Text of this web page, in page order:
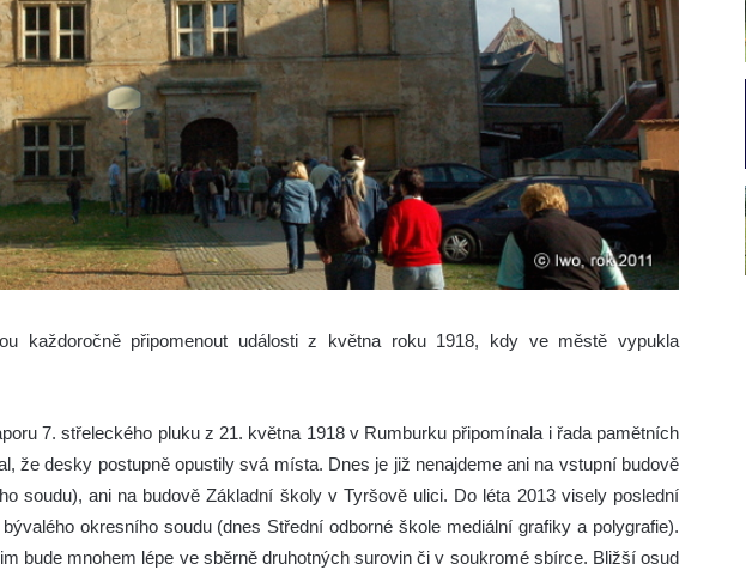
každoročně připomenout události z května roku 1918, kdy ve městě vypukla
7. střeleckého pluku z 21. května 1918 v Rumburku připomínala i řada pamětních
že desky postupně opustily svá místa. Dnes je již nenajdeme ani na vstupní budově
soudu), ani na budově Základní školy v Tyršově ulici. Do léta 2013 visely poslední
okresního soudu (dnes Střední odborné škole mediální grafiky a polygrafie).
bude mnohem lépe ve sběrně druhotných surovin či v soukromé sbírce. Bližší osud